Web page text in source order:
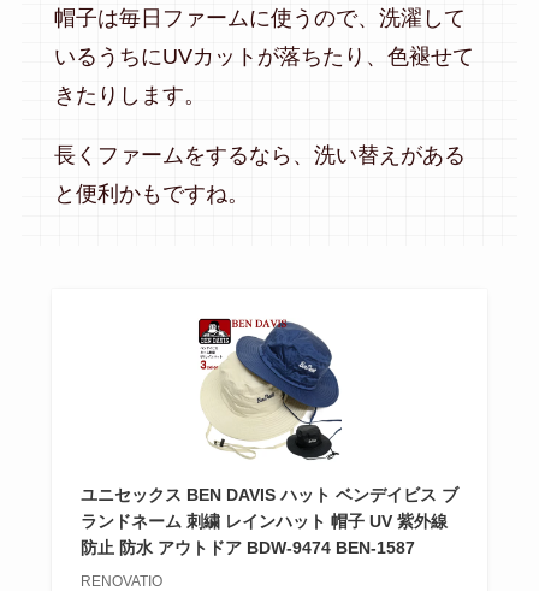
帽子は毎日ファームに使うので、洗濯して
いるうちにUVカットが落ちたり、色褪せて
きたりします。
長くファームをするなら、洗い替えがある
と便利かもですね。
ユニセックス BEN DAVIS ハット ベンデイビス ブ
ランドネーム 刺繍 レインハット 帽子 UV 紫外線
防止 防水 アウトドア BDW-9474 BEN-1587
RENOVATIO